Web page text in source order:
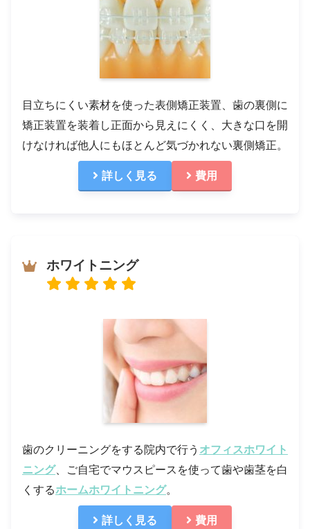
目立ちにくい素材を使った表側矯正装置、歯の裏側に
矯正装置を装着し正面から見えにくく、大きな口を開
けなければ他人にもほとんど気づかれない裏側矯正。
詳しく見る 費用
ホワイトニング
歯のクリーニングをする院内で行う オフィスホワイト
ニング、ご自宅でマウスピースを使って歯や歯茎を白
くするホームホワイトニング。
詳しく見る 費用